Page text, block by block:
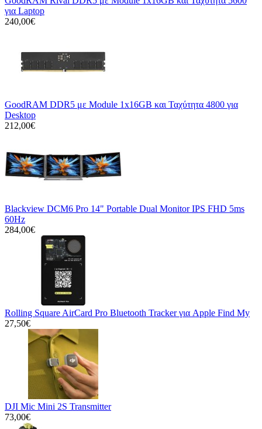
για Laptop
240,00€
GoodRAM DDR5 με Module 1x16GB και Ταχύτητα 4800 για
Desktop
212,00€
Blackview DCM6 Pro 14" Portable Dual Monitor IPS FHD 5ms
60Hz
284,00€
Rolling Square AirCard Pro Bluetooth Tracker για Apple Find My
27,50€
DJI Mic Mini 2S Transmitter
73,00€